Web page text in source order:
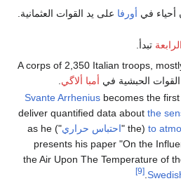
أحياء في أورفا على يد القوات العثمانية.
تبدأ.
أمبا ألاگي.
Svante Arrheniusbecomes the first
deliver quantified data about the
to
(the " احتباس حراري
") as he
presents his paper "On the
the Air Upon The Temperature of
.
[9]